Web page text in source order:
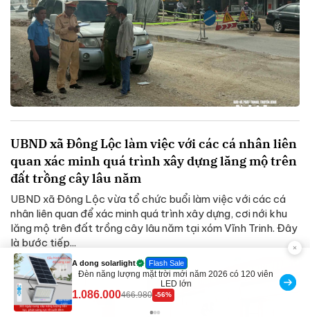
UBND xã Đông Lộc làm việc với các cá nhân liên
quan xác minh quá trình xây dựng lăng mộ trên
đất trồng cây lâu năm
UBND xã Đông Lộc vừa tổ chức buổi làm việc với các cá
nhân liên quan để xác minh quá trình xây dựng, cơi nới khu
lăng mộ trên đất trồng cây lâu năm tại xóm Vĩnh Trinh. Đây
là bước tiếp...
Discount
Sữa dưỡng thể nâng tông tức thì Vaseline Body
190.000138.330 -27%